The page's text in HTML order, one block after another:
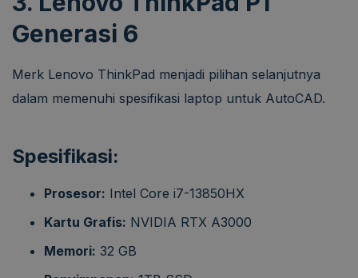
Generasi 6
Merk Lenovo ThinkPad menjadi pilihan selanjutnya
dalam memenuhi spesifikasi laptop untuk AutoCAD.
Spesifikasi:
Prosesor: Intel Core i7-13850HX
Kartu Grafis: NVIDIA RTX A3000
Memori: 32 GB